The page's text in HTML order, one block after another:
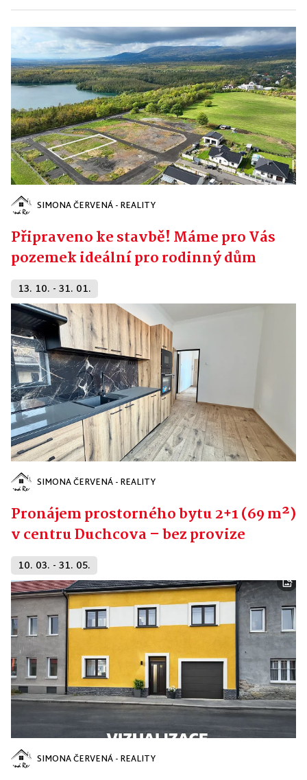
SIMONA ČERVENÁ - REALITY
Připraveno ke stavbě! Máme pro Vás
pozemek ideální pro rodinný dům
13. 10. - 31. 01.
SIMONA ČERVENÁ - REALITY
Pronájem prostorného bytu 2+1 (69 m²)
v centru Duchcova – bez provize
10. 03. - 31. 05.
SIMONA ČERVENÁ - REALITY